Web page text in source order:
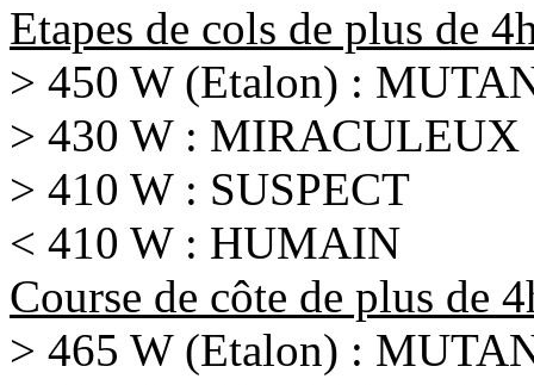
Etapes de cols de plus de
> 450 W (Etalon) :
> 430 W : MIRACULEUX
> 410 W : SUSPECT
< 410 W : HUMAIN
Course de côte de plus de
> 465 W (Etalon) :